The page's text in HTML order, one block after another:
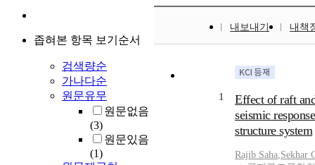
좁혀본 항목 보기순서
검색량순
가나다순
원문유무
원문없음
(3)
원문있음
(1)
내보내기 내책
1
Effect of raft
seismic
structure system
Rajib Saha,Sekhar